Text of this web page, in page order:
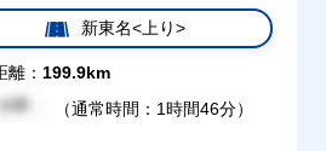
新東名<上り>
離： 199.9km
（通常時間：1時間46分）